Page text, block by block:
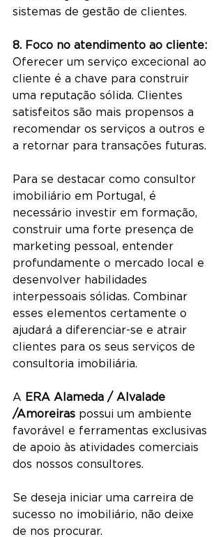
sistemas de gestão de clientes.
8. Foco no atendimento ao cliente:
Oferecer um serviço excecional ao
cliente é a chave para construir
uma reputação sólida. Clientes
satisfeitos são mais propensos a
recomendar os serviços a outros e
a retornar para transações futuras.
Para se destacar como consultor
imobiliário em Portugal, é
necessário investir em formação,
construir uma forte presença de
marketing pessoal, entender
profundamente o mercado local e
desenvolver habilidades
interpessoais sólidas. Combinar
esses elementos certamente o
ajudará a diferenciar-se e atrair
clientes para os seus serviços de
consultoria imobiliária.
A ERA Alameda / Alvalade
/Amoreiras possui um ambiente
favorável e ferramentas exclusivas
de apoio às atividades comerciais
dos nossos consultores.
Se deseja iniciar uma carreira de
sucesso no imobiliário, não deixe
de nos procurar.